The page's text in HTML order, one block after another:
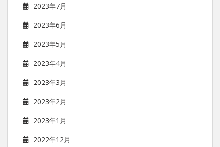
2023年7月
2023年6月
2023年5月
2023年4月
2023年3月
2023年2月
2023年1月
2022年12月